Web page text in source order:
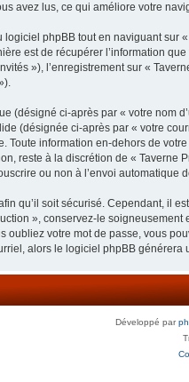
avez lus, ce qui améliore votre
phpBB tout en naviguant
est de récupérer l’information
»), l’enregistrement sur «
(désigné ci-après par « votre nom
(désignée ci-après par « votre
information en-dehors de
reste à la discrétion de «
ou non à l’envoi automatique
qu’il soit sécurisé. Cependant, il
», conservez-le
oubliez votre mot de passe, vous
alors le logiciel phpBB
Développé par